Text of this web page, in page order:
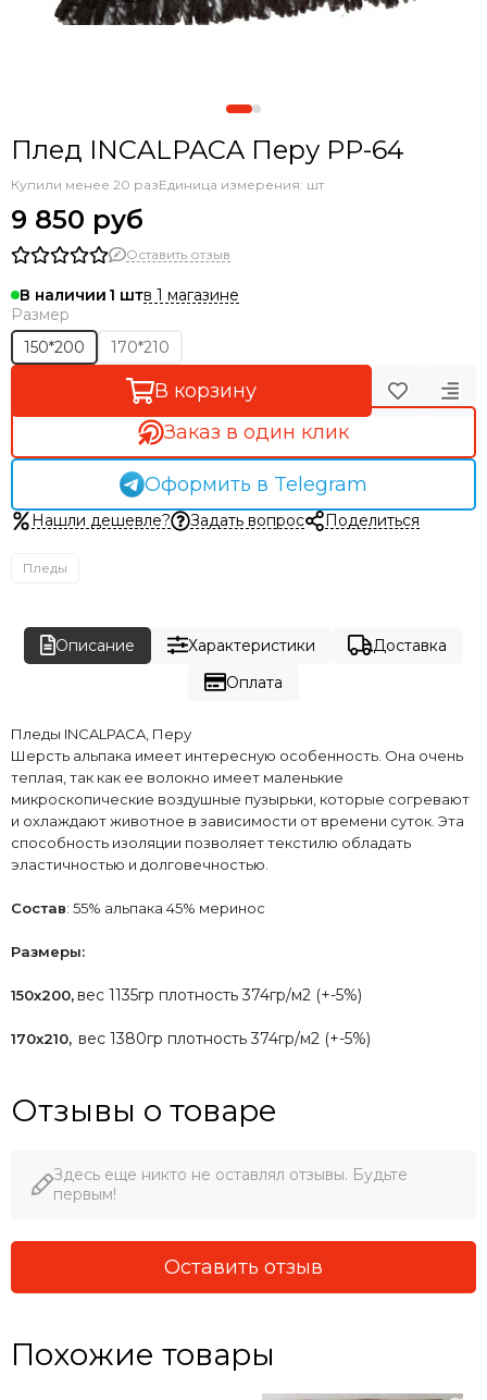
Плед INCALPACA Перу РР-64
Купили менее 20 разЕдиница измерения: шт
9 850 руб
Оставить отзыв
В наличии 1
в 1 магазине
Размер
150*200
170*210
В корзину
Заказ в один клик
Оформить в Telegram
Нашли дешевле? Задать вопрос Поделиться
Пледы
Описание Характеристики
Доставка
Оплата
Пледы INCALPACA, Перу
Шерсть альпака имеет интересную особенность. Она очень
теплая, так как ее волокно имеет маленькие
микроскопические воздушные пузырьки, которые согревают
и охлаждают животное в зависимости от времени суток. Эта
способность изоляции позволяет текстилю обладать
эластичностью и долговечностью.
Состав: 55% альпака 45% меринос
Размеры:
150х200, вес 1135гр плотность 374гр/м2 (+-5%)
170х210, вес 1380гр плотность 374гр/м2 (+-5%)
Отзывы о товаре
Здесь еще никто не оставлял отзывы. Будьте
первым!
Оставить отзыв
Похожие товары